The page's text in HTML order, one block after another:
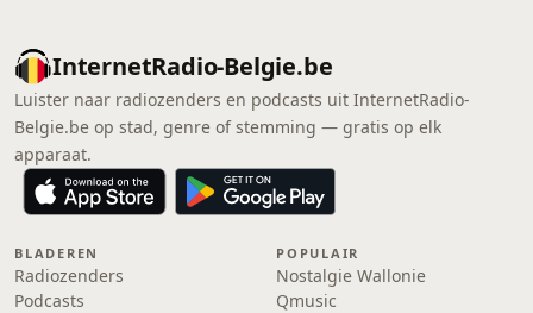
InternetRadio-Belgie.be
Luister naar radiozenders en podcasts uit InternetRadio-
Belgie.be op stad, genre of stemming — gratis op elk
apparaat.
BLADEREN
Radiozenders
Podcasts
POPULAIR
Nostalgie Wallonie
Qmusic